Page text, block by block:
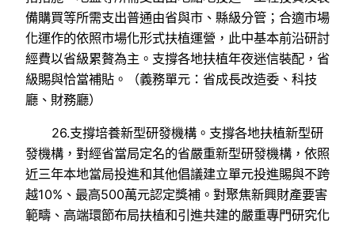
備購買等所需支出普通由省與市、縣級分管；合適市場
化運作的依照市場化形式扶植運營，此中基本前沿研討
經費以省級累贅為主。支撐各地扶植年夜迷信裝配，省
級賜與恰當補貼。（義務單元：省成長改造委、科技
廳、財務廳）
26.支撐培養新型研發機構。支撐各地扶植新型研
發機構，對經省當局定名的省嚴重新型研發機構，依照
近三年本地當局投進和其他倡議建立單元投進賜與不跨
越10%、最高500萬元認定獎補。對聚焦新興財產要害
範疇、高端環節布局扶植和引進共建的嚴重專門研究化